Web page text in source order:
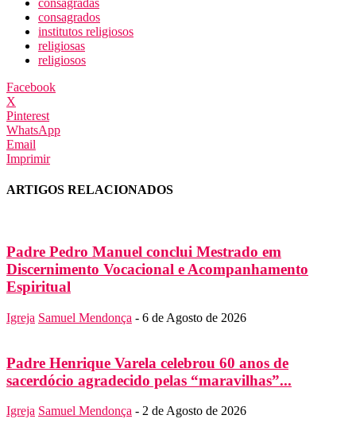
consagrados
institutos religiosos
religiosas
religiosos
Facebook
X
Pinterest
WhatsApp
Email
Imprimir
ARTIGOS RELACIONADOS
Padre Pedro Manuel conclui Mestrado em
Discernimento Vocacional e Acompanhamento
Espiritual
Igreja Samuel Mendonça - 6 de Agosto de 2026
Padre Henrique Varela celebrou 60 anos de
sacerdócio agradecido pelas “maravilhas”...
Igreja Samuel Mendonça - 2 de Agosto de 2026